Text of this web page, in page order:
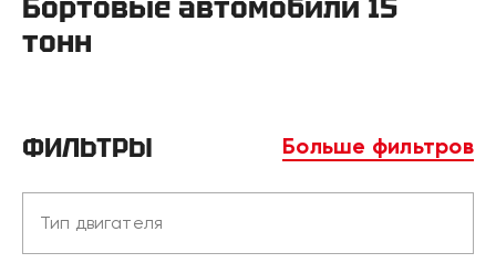
тонн
ФИЛЬТРЫ Больше фильтров
Тип двигателя